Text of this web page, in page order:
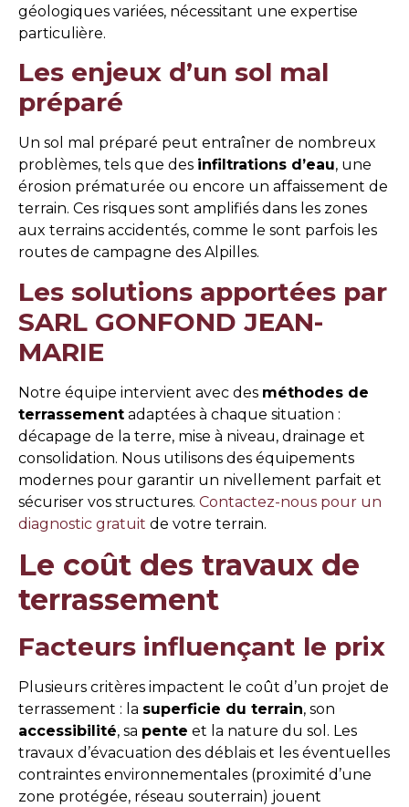
géologiques variées, nécessitant une expertise
particulière.
Les enjeux d’un sol mal
préparé
Un sol mal préparé peut entraîner de nombreux
problèmes, tels que des infiltrations d’eau, une
érosion prématurée ou encore un affaissement de
terrain. Ces risques sont amplifiés dans les zones
aux terrains accidentés, comme le sont parfois les
routes de campagne des Alpilles.
Les solutions apportées par
SARL GONFOND JEAN-
MARIE
Notre équipe intervient avec des méthodes de
terrassement adaptées à chaque situation :
décapage de la terre, mise à niveau, drainage et
consolidation. Nous utilisons des équipements
modernes pour garantir un nivellement parfait et
sécuriser vos structures. Contactez-nous pour un
diagnostic gratuit de votre terrain.
Le coût des travaux de
terrassement
Facteurs influençant le prix
Plusieurs critères impactent le coût d’un projet de
terrassement : la superficie du terrain, son
accessibilité, sa pente et la nature du sol. Les
travaux d’évacuation des déblais et les éventuelles
contraintes environnementales (proximité d’une
zone protégée, réseau souterrain) jouent